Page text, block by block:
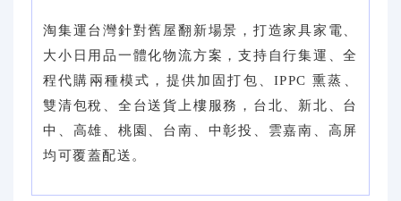
淘集運台灣針對舊屋翻新場景，打造家具家電、
大小日用品一體化物流方案，支持自行集運、全
程代購兩種模式，提供加固打包、IPPC 熏蒸、
雙清包稅、全台送貨上樓服務，台北、新北、台
中、高雄、桃園、台南、中彰投、雲嘉南、高屏
均可覆蓋配送。